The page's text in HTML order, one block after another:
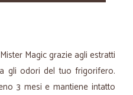
Magic grazie agli estratti
gli odori del tuo frigorifero.
3 mesi e mantiene intatto